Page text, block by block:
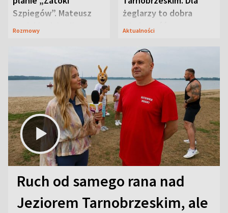
Szpiegów”. Mateusz
Janicki odsłonił
Rozmowy
żeglarzy to dobra
wiadomość
Aktualności
Ruch od samego rana nad
Jeziorem Tarnobrzeskim, ale